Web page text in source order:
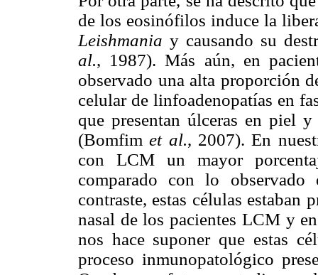
de los eosinófilos induce la
Leishmania y causando su
al., 1987). Más aún, en
observado una alta proporción
celular de linfoadenopatías en
que presentan úlceras en piel
(Bomfimet al., 2007). En
con LCM un mayor
comparado con lo
contraste, estas células estaban
nasal de los pacientes LCM y
nos hace suponer que estas
proceso inmunopatológico